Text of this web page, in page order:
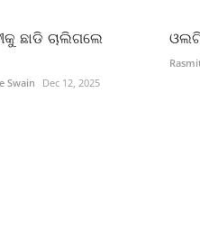
ଛାଡି ଚାଲିଗଲେ
Swain
Dec 12, 2025